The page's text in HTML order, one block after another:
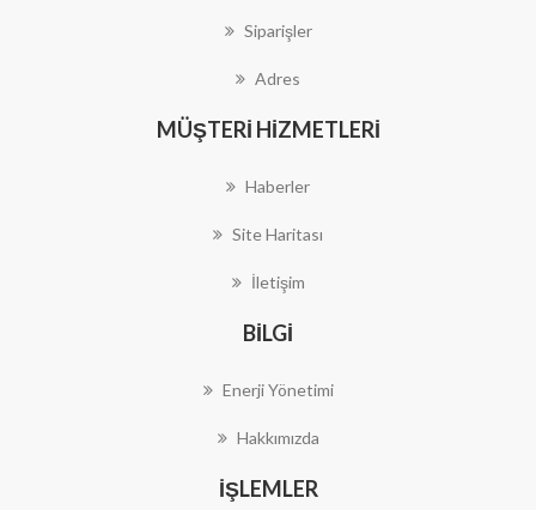
Siparişler
Adres
MÜŞTERI HIZMETLERI
Haberler
Site Haritası
İletişim
BILGI
Enerji Yönetimi
Hakkımızda
İŞLEMLER